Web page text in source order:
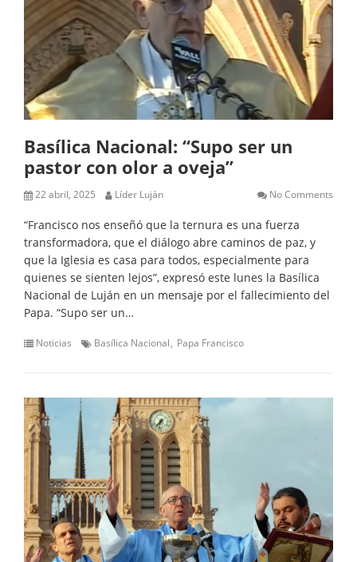
Basílica Nacional: “Supo ser un
pastor con olor a oveja”
22 abril, 2025 Líder Luján No Comments
“Francisco nos enseñó que la ternura es una fuerza
transformadora, que el diálogo abre caminos de paz, y
que la Iglesia es casa para todos, especialmente para
quienes se sienten lejos”, expresó este lunes la Basílica
Nacional de Luján en un mensaje por el fallecimiento del
Papa. “Supo ser un…
Noticias Basílica Nacional Papa Francisco